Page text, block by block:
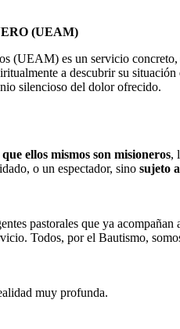
(UEAM)
(UEAM) es un servicio
a descubrir su situación
silencioso del dolor ofrecido.
ellos mismos son misioneros,
o un espectador, sino sujeto
pastorales que ya
Todos, por el Bautismo,
muy profunda.